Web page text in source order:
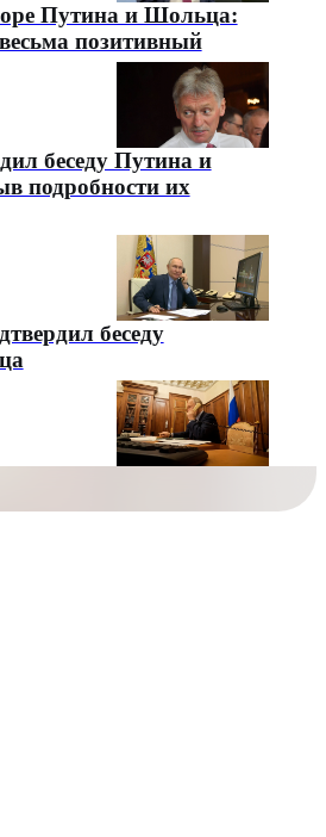
Путина и Шольца:
позитивный
беседу Путина и
подробности их
беседу